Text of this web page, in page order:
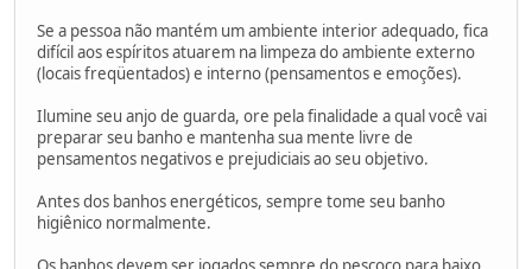
Se a pessoa não mantém um ambiente interior adequado, fica
difícil aos espíritos atuarem na limpeza do ambiente externo
(locais freqüentados) e interno (pensamentos e emoções).
Ilumine seu anjo de guarda, ore pela finalidade a qual você vai
preparar seu banho e mantenha sua mente livre de
pensamentos negativos e prejudiciais ao seu objetivo.
Antes dos banhos energéticos, sempre tome seu banho
higiênico normalmente.